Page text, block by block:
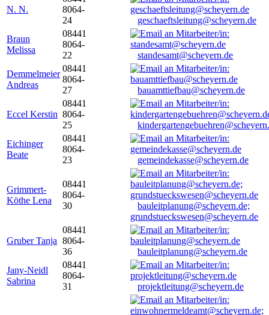
N. N.
8064-
24
geschaeftsleitung@scheyern.de
Braun
Melissa
08441
8064-
22
standesamt@scheyern.de
Demmelmeier
Andreas
08441
8064-
27
bauamttiefbau@scheyern.de
Eccel Kerstin
08441
8064-
25
Eichinger
Beate
08441
8064-
23
gemeindekasse@scheyern.de
Grimmert-
Köthe Lena
08441
8064-
30
bauleitplanung@scheyern.de;
grundstueckswesen@scheyern.de
Gruber Tanja
08441
8064-
36
bauleitplanung@scheyern.de
Jany-Neidl
Sabrina
08441
8064-
31
projektleitung@scheyern.de